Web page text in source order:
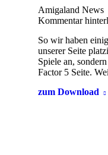
Amigaland News
Kommentar
So wir haben
unserer Seite
Spiele an,
Factor 5 Seite.
zum Download